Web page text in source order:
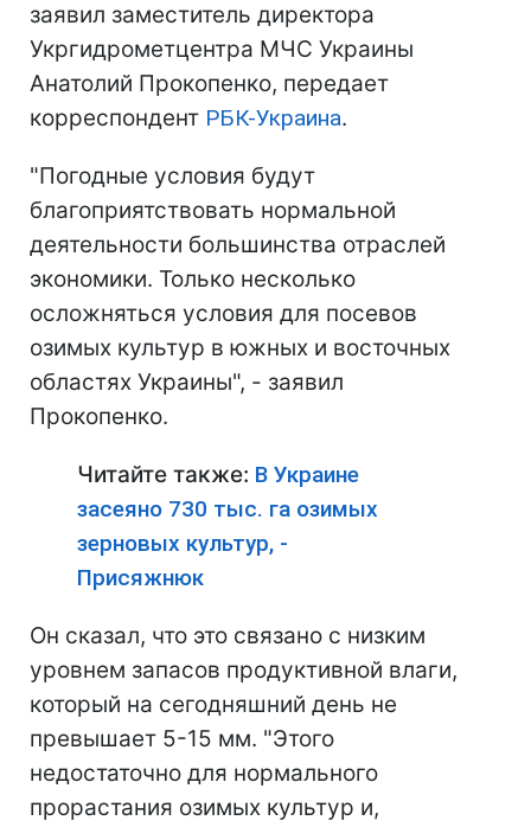
заявил заместитель директора
Укргидрометцентра МЧС Украины
Анатолий Прокопенко, передает
корреспондент РБК-Украина.
"Погодные условия будут
благоприятствовать нормальной
деятельности большинства отраслей
экономики. Только несколько
осложняться условия для посевов
озимых культур в южных и восточных
областях Украины", - заявил
Прокопенко.
Читайте также: В Украине
засеяно 730 тыс. га озимых
зерновых культур, -
Присяжнюк
Он сказал, что это связано с низким
уровнем запасов продуктивной влаги,
который на сегодняшний день не
превышает 5-15 мм. "Этого
недостаточно для нормального
прорастания озимых культур и,